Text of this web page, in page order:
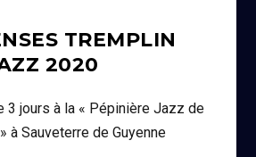
TREMPLIN
2020
3 jours à la « Pépinière Jazz de
à Sauveterre de Guyenne